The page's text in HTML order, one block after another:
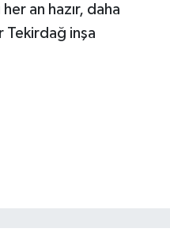
an hazır, daha
Tekirdağ inşa